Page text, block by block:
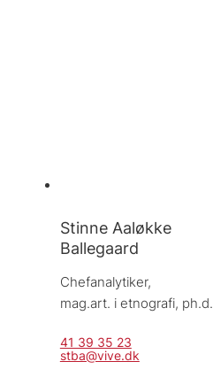
Stinne Aaløkke
Ballegaard
Chefanalytiker,
mag.art. i etnografi, ph.d.
41 39 35 23
stba@vive.dk